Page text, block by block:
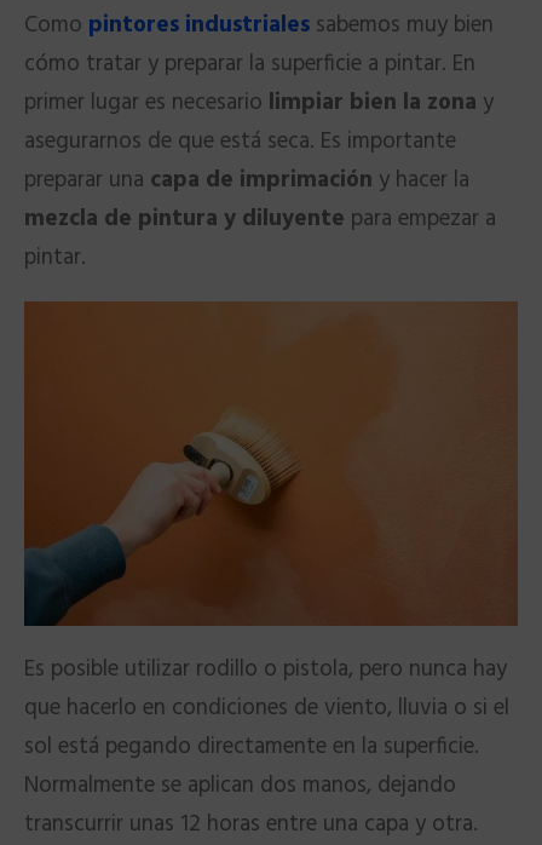
Como pintores industriales sabemos muy bien
cómo tratar y preparar la superficie a pintar. En
primer lugar es necesario limpiar bien la zona y
asegurarnos de que está seca. Es importante
preparar una capa de imprimación y hacer la
mezcla de pintura y diluyente para empezar a
pintar.
Es posible utilizar rodillo o pistola, pero nunca hay
que hacerlo en condiciones de viento, lluvia o si el
sol está pegando directamente en la superficie.
Normalmente se aplican dos manos, dejando
transcurrir unas 12 horas entre una capa y otra.